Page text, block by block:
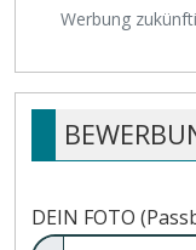
Werbung
DEIN FOTO